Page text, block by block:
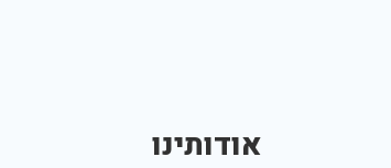
אודותינו